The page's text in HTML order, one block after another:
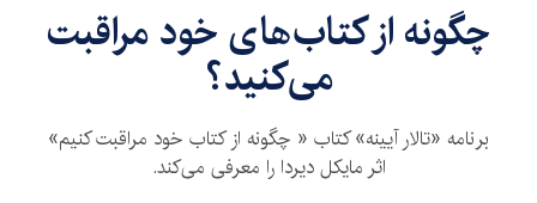
چگونه از کتاب‌های خود مراقبت
می‌کنید؟
برنامه «تالار آیینه» کتاب « چگونه از کتاب خود مراقبت کنیم»
اثر مایکل دیردا را معرفی می‌کند.